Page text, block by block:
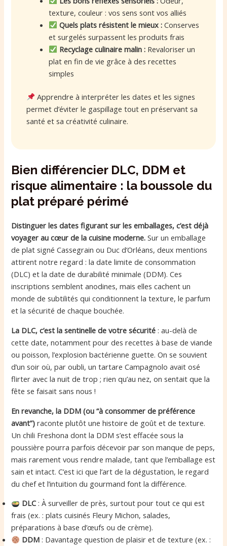
texture, couleur : vos sens sont vos alliés
Quels plats résistent le mieux :Conserves
et surgelés surpassent les produits frais
Recyclage culinaire malin :Revaloriser un
plat en fin de vie grâce à des recettes
simples
Apprendre à interpréter les dates et les signes
permet d’éviter le gaspillage tout en préservant sa
santé et sa créativité culinaire.
Bien différencier DLC, DDM et
risque alimentaire : la boussole du
plat préparé périmé
Distinguer les dates figurant sur les emballages, c’est déjà
voyager au cœur de la cuisine moderne. Sur un emballage
de plat signé Cassegrain ou Duc d’Orléans, deux mentions
attirent notre regard : la date limite de consommation
(DLC) et la date de durabilité minimale (DDM). Ces
inscriptions semblent anodines, mais elles cachent un
monde de subtilités qui conditionnent la texture, le parfum
et la sécurité de chaque bouchée.
La DLC, c’est la sentinelle de votre sécurité : au-delà de
cette date, notamment pour des recettes à base de viande
ou poisson, l’explosion bactérienne guette. On se souvient
d’un soir où, par oubli, un tartare Campagnolo avait osé
flirter avec la nuit de trop ; rien qu’au nez, on sentait que la
fête se faisait sans nous !
En revanche, la DDM (ou “à consommer de préférence
avant”) raconte plutôt une histoire de goût et de texture.
Un chili Freshona dont la DDM s’est effacée sous la
poussière pourra parfois décevoir par son manque de peps,
mais rarement vous rendre malade, tant que l’emballage est
sain et intact. C’est ici que l’art de la dégustation, le regard
du chef et l’intuition du gourmand font la différence.
DLC: À surveiller de près, surtout pour tout ce qui est
frais (ex. : plats cuisinés Fleury Michon, salades,
préparations à base d’œufs ou de crème).
DDM : Davantage question de plaisir et de texture (ex. :